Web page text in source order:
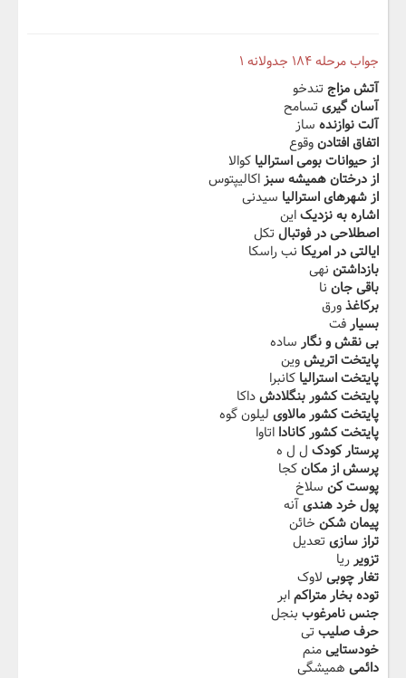
جواب مرحله ۱۸۴ جدولانه ۱
آتش مزاج تندخو
آسان گیری تسامح
آلت نوازنده ساز
اتفاق افتادنوقوع
از حیوانات بومی استرالیا کوالا
از درختان همیشه سبزاکالیپتوس
از شهرهای استرالیا سیدنی
اشاره به نزدیکاین
اصطلاحی در فوتبال تکل
ایالتی در امریکا نب راسکا
بازداشتن نهی
باقی جان نا
برکاغذورق
بسیارفت
بی نقش و نگار ساده
پایتخت اتریشوین
پایتخت استرالیا کانبرا
پایتخت کشور بنگلادشداکا
پایتخت کشور مالاوی لیلون گوه
پایتخت کشور کانادا اتاوا
پرستار کودک ل ل ه
پرسش از مکانکجا
پوست کن سلاخ
پول خرد هندیآنه
پیمان شکن خائن
تراز سازی تعدیل
تزویرریا
تغار چوبی لاوک
توده بخار متراکمابر
جنس نامرغوب بنجل
حرف صلیب تی
خودستاییمنم
دائمی همیشگی